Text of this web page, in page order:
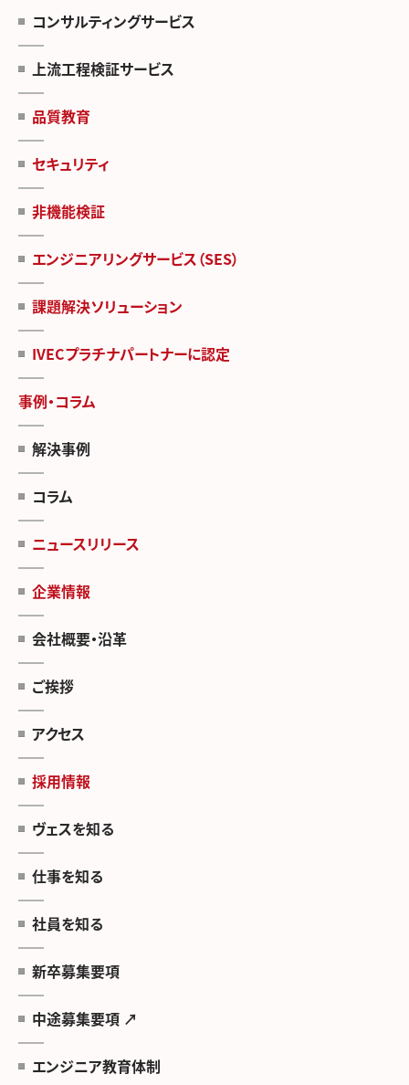
コンサルティングサービス
上流工程検証サービス
品質教育
セキュリティ
非機能検証
エンジニアリングサービス（SES）
課題解決ソリューション
IVECプラチナパートナーに認定
事例・コラム
解決事例
コラム
ニュースリリース
企業情報
会社概要・沿革
ご挨拶
アクセス
採用情報
ヴェスを知る
仕事を知る
社員を知る
新卒募集要項
中途募集要項 ↗
エンジニア教育体制